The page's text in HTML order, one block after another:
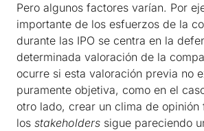
Pero algunos factores varían. Por
importante de los esfuerzos de la
durante las IPO se centra en la
determinada valoración de la
ocurre si esta valoración previa no
puramente objetiva, como en el
otro lado, crear un clima de opinión
los stakeholders sigue pareciendo